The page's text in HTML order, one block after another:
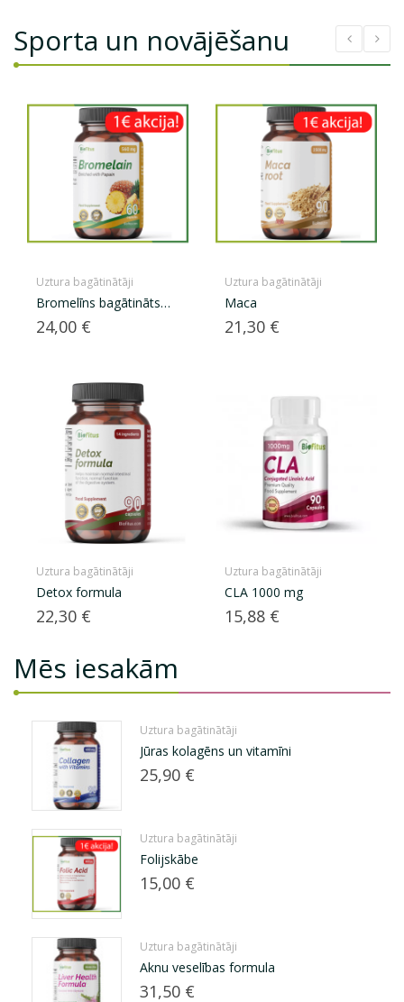
Sporta un novājēšanu
Uztura bagātinātāji
Bromelīns bagātināts
ar...
Cena
24,00 €
Uztura bagātinātāji
Detox formula
Cena
22,30 €
Uztura bagātinātāji
Maca
Cena
21,30 €
Uztura bagātinātāji
CLA 1000 mg
Cena
15,88 €
Mēs iesakām
Uztura bagātinātāji
Jūras kolagēns un vitamīni
Cena
25,90 €
Uztura bagātinātāji
Folijskābe
Cena
15,00 €
Uztura bagātinātāji
Aknu veselības formula
Cena
31,50 €